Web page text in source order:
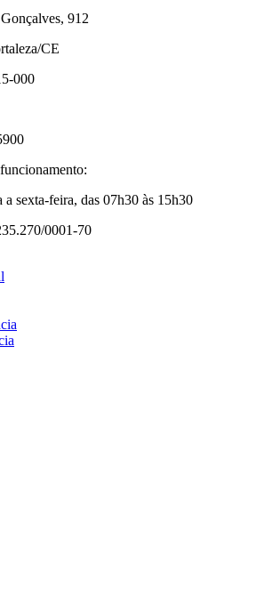
912
CE
000
a sexta-feira, das 07h30 às 15h30
0001-70